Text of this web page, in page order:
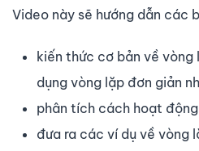
Video này sẽ hướng dẫn các
kiến thức cơ bản về
dụng vòng lặp đơn giản
phân tích cách hoạt
đưa ra các ví dụ về vòng